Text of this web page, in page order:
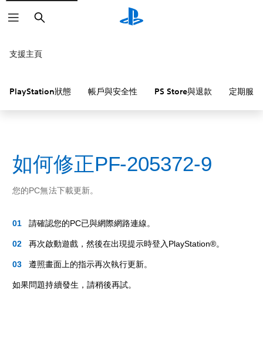
搜
尋
支援主頁
PlayStation狀態 帳戶與安全性 PS Store與退款 定期服務
如何修正PF-205372-9
您的PC無法下載更新。
請確認您的PC已與網際網路連線。
再次啟動遊戲，然後在出現提示時登入PlayStation®。
遵照畫面上的指示再次執行更新。
如果問題持續發生，請稍後再試。